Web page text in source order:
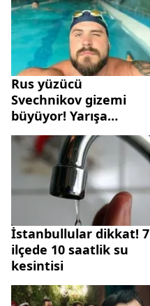
Rus yüzücü
Svechnikov gizemi
büyüyor! Yarışa
katılan isim anlattı:
Karaya çıktığını
düşünüyorum
İstanbullular dikkat! 7
ilçede 10 saatlik su
kesintisi